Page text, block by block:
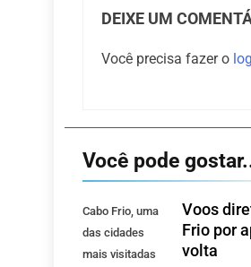
DEIXE UM
Você precisa fazer o
Você pode
Cabo Frio, uma
das cidades
mais visitadas
Voos
Frio por
volta